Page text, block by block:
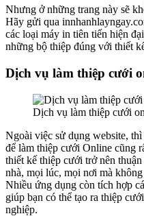
Nhưng ở những trang này sẽ
Hãy gửi qua
các loại máy in tiên tiến hiện
những bộ thiệp đúng với thiết
Dịch vụ làm thiệp cưới
Dịch vụ làm thiệp cưới
Ngoài việc sử dụng website,
để làm thiệp cưới Online cũng
thiết kế thiệp cưới trở nên
nhà, mọi lúc, mọi nơi mà
Nhiều ứng dụng còn tích hợp
giúp bạn có thể tạo ra thiệp
nghiệp.